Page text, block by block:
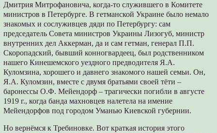
Дмитрия Митрофановича, когда-то служившего в Комитете
министров в Петербурге. В гетманской Украине было немало
знакомых и сослуживцев дяди по Петербургу: сам
председатель Совета министров Украины Лизогуб, министр
внутренних дел Аккерман, да и сам гетман, генерал П.П.
Скоропадский, бывший конногвардеец, был родственником
нашего Кинешемского уездного предводителя Я.А.
Куломзина, хорошего и давнего знакомого нашей семьи. Он,
Я.А. Куломзин, вместе с двумя братьями своей тёти –
баронессы О.Ф. Мейендорф – трагически погибли в августе
1919 г., когда банда махновцев налетела на имение
Мейендорфов под городом Уманью Киевской губернии.
Но вернёмся к Требиновке. Вот краткая история этого